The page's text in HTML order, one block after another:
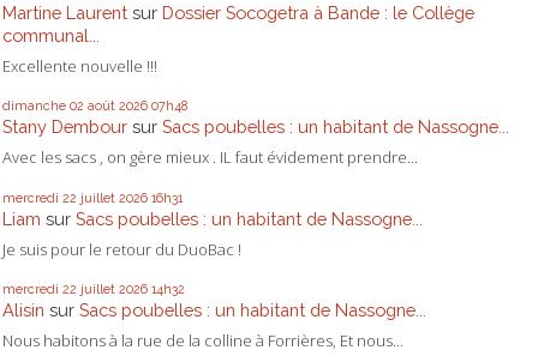
Martine Laurent sur Dossier Socogetra à Bande : le Collège
communal...
Excellente nouvelle !!!
dimanche 02 août 2026 07h48
Stany Dembour sur Sacs poubelles : un habitant de Nassogne...
Avec les sacs , on gère mieux . IL faut évidement prendre...
mercredi 22 juillet 2026 16h31
Liam sur Sacs poubelles : un habitant de Nassogne...
Je suis pour le retour du DuoBac !
mercredi 22 juillet 2026 14h32
Alisin sur Sacs poubelles : un habitant de Nassogne...
Nous habitons à la rue de la colline à Forrières, Et nous...